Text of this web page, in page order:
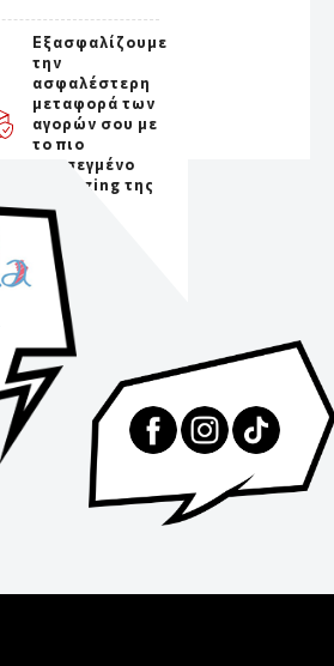
Εξασφαλίζουμε
την
ασφαλέστερη
μεταφορά των
αγορών σου με
το πιο
προσεγμένο
packaging της
αγοράς